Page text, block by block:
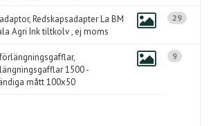
adaptor, Redskapsadapter La BM
Agri Ink tiltkolv , ej moms
29
1500 -
mått 100x50
9